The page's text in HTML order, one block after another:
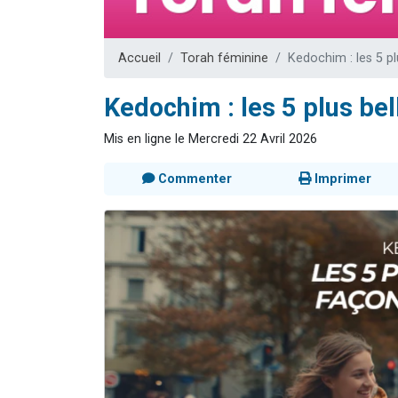
Dovan vient
2 personnes
2
Malgorzata
3
Accueil Torah féminine Kedochim : les 5
Kedochim : les 5 plus
Mis en ligne le Mercredi 22 Avril 2026
Commenter Imprimer